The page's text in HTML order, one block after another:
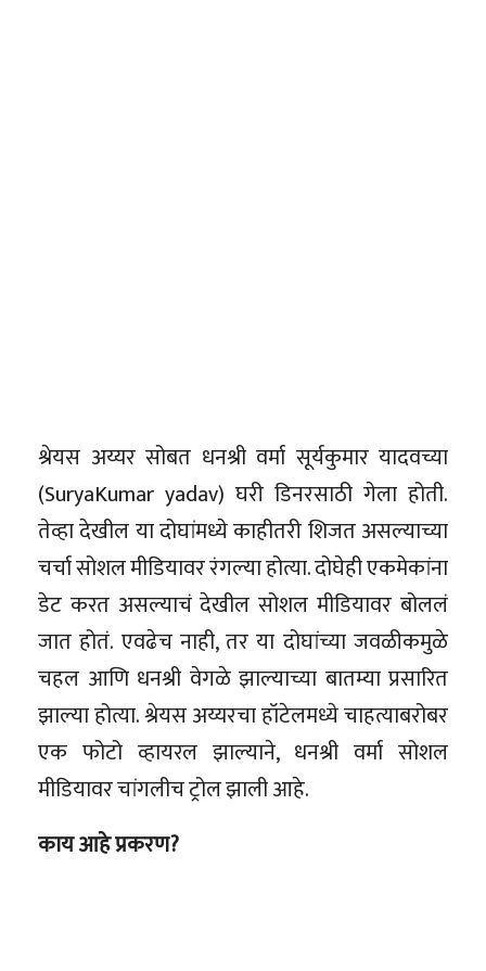
श्रेयस अय्यर सोबत धनश्री वर्मा सूर्यकुमार यादवच्या
(SuryaKumar yadav) घरी डिनरसाठी गेला होती.
तेव्हा देखील या दोघांमध्ये काहीतरी शिजत असल्याच्या
चर्चा सोशल मीडियावर रंगल्या होत्या. दोघेही एकमेकांना
डेट करत असल्याचं देखील सोशल मीडियावर बोललं
जात होतं. एवढेच नाही, तर या दोघांच्या जवळीकमुळे
चहल आणि धनश्री वेगळे झाल्याच्या बातम्या प्रसारित
झाल्या होत्या. श्रेयस अय्यरचा हॉटेलमध्ये चाहत्याबरोबर
एक फोटो व्हायरल झाल्याने, धनश्री वर्मा सोशल
मीडियावर चांगलीच ट्रोल झाली आहे.
काय आहे प्रकरण?